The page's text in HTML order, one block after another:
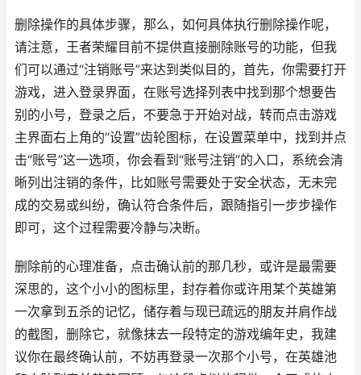
删除操作的具体步骤，那么，如何具体执行删除操作呢，
请注意，王者荣耀目前不提供直接删除账号的功能，但我
们可以通过“注销账号”来达到类似目的，首先，你需要打开
游戏，进入登录界面，在账号选择列表中找到那个想要告
别的小号，登录之后，不要急于开始对战，转而点击游戏
主界面右上角的“设置”齿轮图标，在设置菜单中，找到并点
击“账号”这一选项，你会看到“账号注销”的入口，系统会清
晰列出注销的条件，比如账号需要处于安全状态，无未完
成的交易或纠纷，确认符合条件后，跟随指引一步步操作
即可，这个过程需要冷静与决断。
删除前的心理准备，点击确认前的那几秒，或许是最需要
深思的，这个小小的图标里，封存着你或许用某个英雄第
一次拿到五杀的记忆，储存着与现已疏远的朋友并肩作战
的截图，删除它，就像抹去一段特定的游戏编年史，我建
议你在最终确认前，不妨再登录一次那个小号，在英雄池